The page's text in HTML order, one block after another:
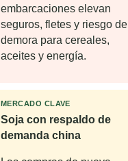
embarcaciones elevan
seguros, fletes y riesgo de
demora para cereales,
aceites y energía.
MERCADO CLAVE
Soja con respaldo de
demanda china